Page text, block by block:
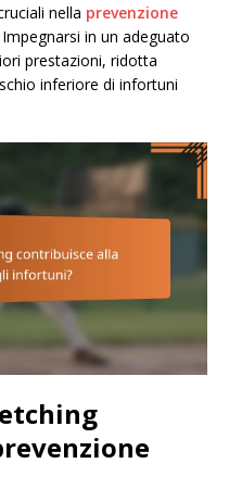
nella prevenzione
in un adeguato
prestazioni, ridotta
inferiore di infortuni